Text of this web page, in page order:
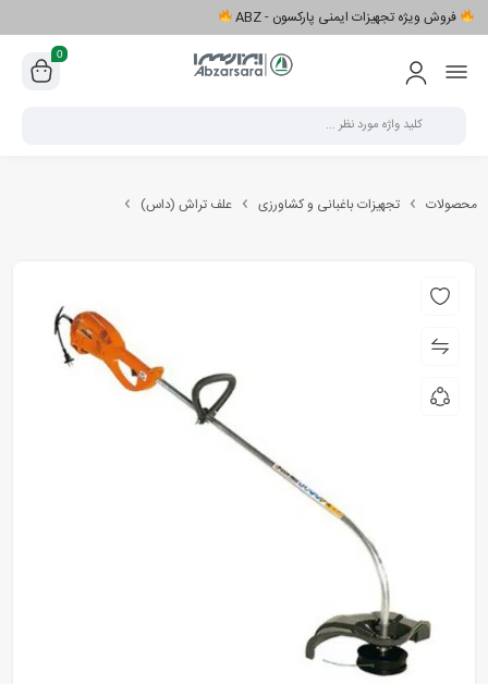
فروش ویژه تجهیزات ایمنی پارکسون - ABZ
0
محصولات تجهیزات باغبانی و کشاورزی علف تراش (داس)